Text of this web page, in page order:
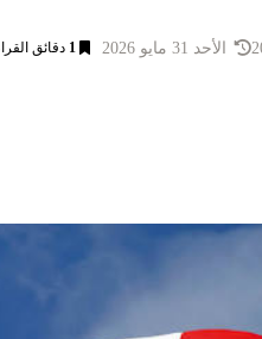
الأحد 31 مايو 2026 1 دقائق